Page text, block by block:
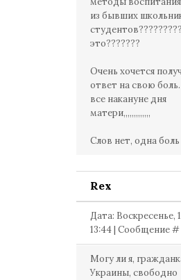
из бывших
это???????
Очень хочется
ответ на свою
все накануне дня
матери,,,,,,,,,,,,,
Слов нет, одна боль
Rex
Дата: Воскресенье,
13:44 | Сообщение #
Могу ли я,
Украины, свободно